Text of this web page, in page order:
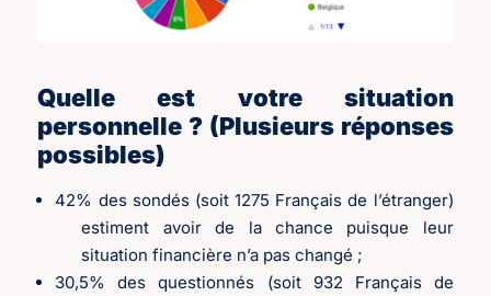
Quelle est votre situation
personnelle ? (Plusieurs réponses
possibles)
42% des sondés (soit 1275 Français de l’étranger)
estiment avoir de la chance puisque leur
situation financière n’a pas changé ;
30,5% des questionnés (soit 932 Français de